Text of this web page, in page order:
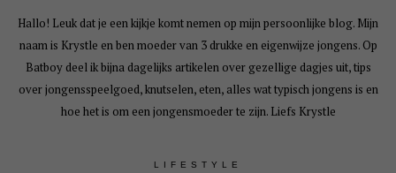
Hallo! Leuk dat je een kijkje komt nemen op mijn persoonlijke blog. Mijn
naam is Krystle en ben moeder van 3 drukke en eigenwijze jongens. Op
Batboy deel ik bijna dagelijks artikelen over gezellige dagjes uit, tips
over jongensspeelgoed, knutselen, eten, alles wat typisch jongens is en
hoe het is om een jongensmoeder te zijn. Liefs Krystle
LIFESTYLE